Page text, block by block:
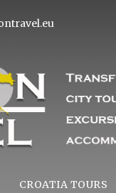
CROATIA TOURS